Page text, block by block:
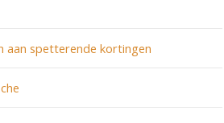
aan spetterende kortingen